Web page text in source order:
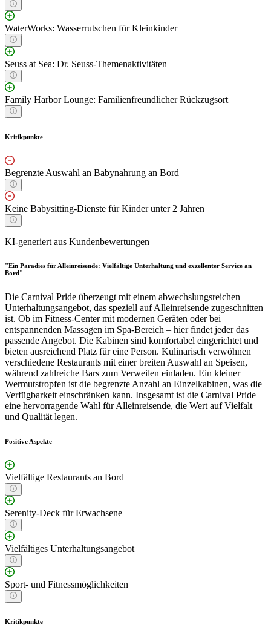
WaterWorks: Wasserrutschen für Kleinkinder
Seuss at Sea: Dr. Seuss-Themenaktivitäten
Family Harbor Lounge: Familienfreundlicher Rückzugsort
Kritikpunkte
Begrenzte Auswahl an Babynahrung an Bord
Keine Babysitting-Dienste für Kinder unter 2 Jahren
KI-generiert aus Kundenbewertungen
"Ein Paradies für Alleinreisende: Vielfältige Unterhaltung und exzellenter Service an
Bord"
Die Carnival Pride überzeugt mit einem abwechslungsreichen
Unterhaltungsangebot, das speziell auf Alleinreisende zugeschnitten
ist. Ob im Fitness-Center mit modernen Geräten oder bei
entspannenden Massagen im Spa-Bereich – hier findet jeder das
passende Angebot. Die Kabinen sind komfortabel eingerichtet und
bieten ausreichend Platz für eine Person. Kulinarisch verwöhnen
verschiedene Restaurants mit einer breiten Auswahl an Speisen,
während zahlreiche Bars zum Verweilen einladen. Ein kleiner
Wermutstropfen ist die begrenzte Anzahl an Einzelkabinen, was die
Verfügbarkeit einschränken kann. Insgesamt ist die Carnival Pride
eine hervorragende Wahl für Alleinreisende, die Wert auf Vielfalt
und Qualität legen.
Positive Aspekte
Vielfältige Restaurants an Bord
Serenity-Deck für Erwachsene
Vielfältiges Unterhaltungsangebot
Sport- und Fitnessmöglichkeiten
Kritikpunkte